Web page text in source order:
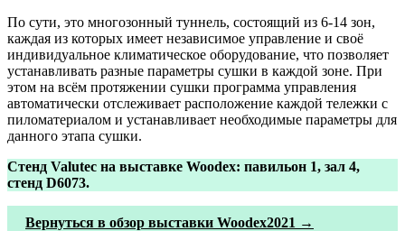
По сути, это многозонный туннель, состоящий из 6-14 зон,
каждая из которых имеет независимое управление и своё
индивидуальное климатическое оборудование, что позволяет
устанавливать разные параметры сушки в каждой зоне. При
этом на всём протяжении сушки программа управления
автоматически отслеживает расположение каждой тележки с
пиломатериалом и устанавливает необходимые параметры для
данного этапа сушки.
Стенд Valutec на выставке Woodex: павильон 1, зал 4,
стенд D6073.
Вернуться в обзор выставки Woodex2021 →